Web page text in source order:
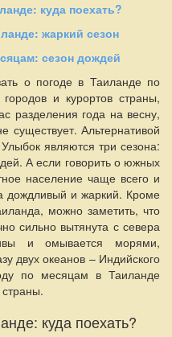
куда поехать?
жаркий сезон
сезон дождей
о погоде в Таиланде по
и курортов страны,
разделения года на весну,
существует. Альтернативой
являются три сезона:
А если говорить о южных
население чаще всего и
дождливый и жаркий. Кроме
можно заметить, что
сильно вытянута с севера
и омывается морями,
двух океанов – Индийского
по месяцам в Таиланде
куда поехать?